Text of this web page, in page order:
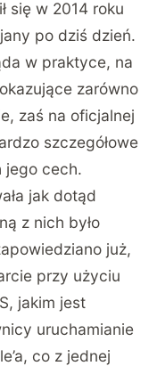
się w 2014 roku
po dziś dzień.
w praktyce, na
zarówno
zaś na oficjalnej
szczegółowe
jego cech.
jak dotąd
z nich było
już,
przy użyciu
jakim jest
uruchamianie
co z jednej